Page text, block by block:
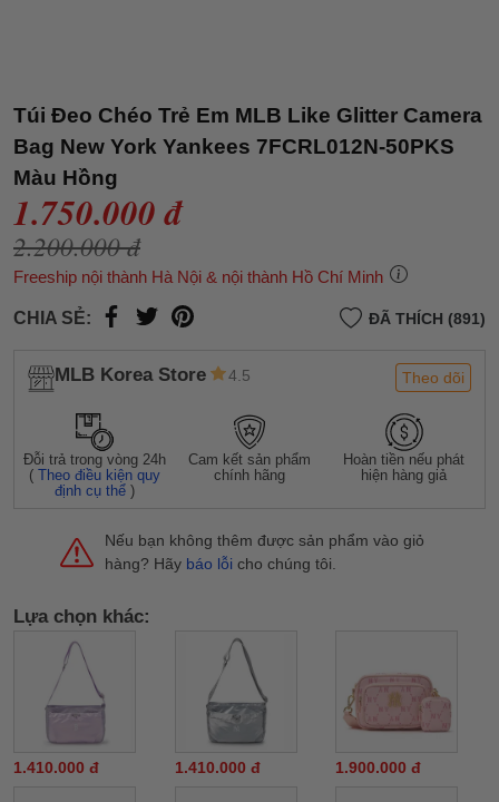
Túi Đeo Chéo Trẻ Em MLB Like Glitter Camera
Bag New York Yankees 7FCRL012N-50PKS
Màu Hồng
1.750.000 đ
2.200.000 đ
Freeship nội thành Hà Nội & nội thành Hồ Chí Minh
CHIA SẺ: ĐÃ THÍCH (891)
MLB Korea Store 4.5 Theo dõi
Đỗi trả trong vòng 24h
(Theo điều kiện quy
định cụ thể )
Cam kết sản phẩm
chính hãng
Hoàn tiền nếu phát
hiện hàng giả
Nếu bạn không thêm được sản phẩm vào giỏ
hàng? Hãy báo lỗi cho chúng tôi.
Lựa chọn khác:
1.410.000 đ 1.410.000 đ 1.900.000 đ